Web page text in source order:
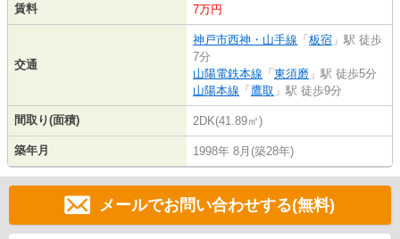
賃料 7万円
交通
神戸市西神・山手線 「板宿 」駅 徒歩
7分
山陽電鉄本線 「東須磨 」駅 徒歩5分
山陽本線 「鷹取 」駅 徒歩9分
間取り(面積) 2DK(41.89㎡)
築年月 1998年 8月(築28年)
メールでお問い合わせする(無料)